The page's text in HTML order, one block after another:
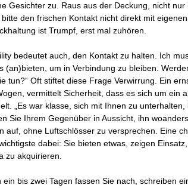
Gesichter zu. Raus aus der Deckung, nicht nur
den frischen Kontakt nicht direkt mit
ist Trumpf, erst mal zuhören.
bedeutet auch, den Kontakt zu halten. Ich
(an)bieten, um in Verbindung zu bleiben.
tun?“ Oft stiftet diese Frage Verwirrung. Ein
vermittelt Sicherheit, dass es sich um ein
„Es war klasse, sich mit Ihnen zu
Sie Ihrem Gegenüber in Aussicht, ihn
auf, ohne Luftschlösser zu versprechen. Eine
dabei: Sie bieten etwas, zeigen
zu akquirieren.
ein bis zwei Tagen fassen Sie nach, schreiben